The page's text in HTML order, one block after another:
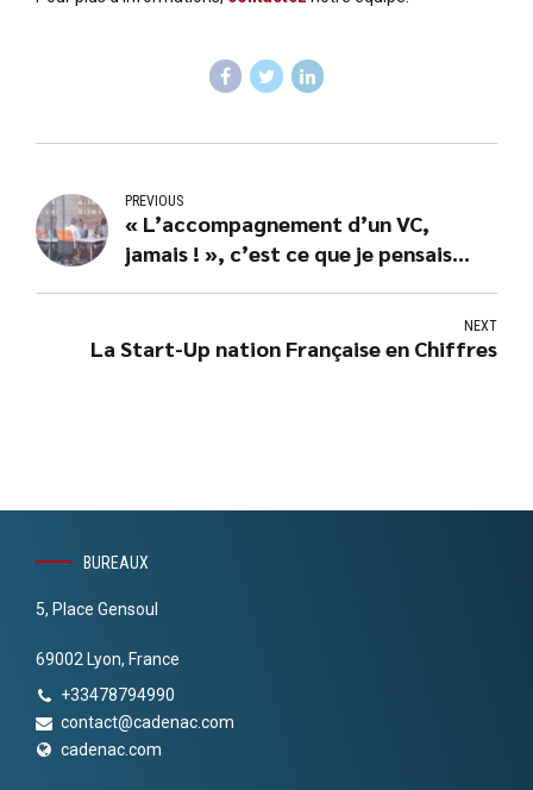
PREVIOUS
« L’accompagnement d’un VC,
jamais ! », c’est ce que je pensais
NEXT
La Start-Up nation Française en Chiffres
BUREAUX
5, Place Gensoul
69002 Lyon, France
+33478794990
contact@cadenac.com
cadenac.com